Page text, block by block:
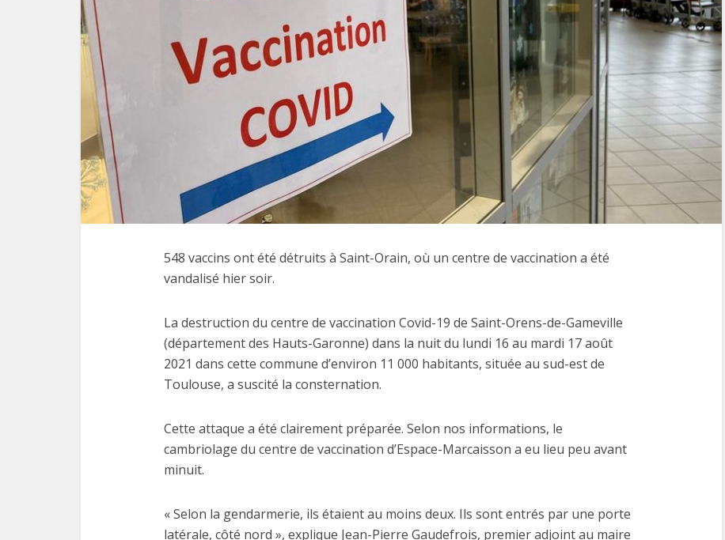
548 vaccins ont été détruits à Saint-Orain, où un centre de vaccination a été
vandalisé hier soir.
La destruction du centre de vaccination Covid-19 de Saint-Orens-de-Gameville
(département des Hauts-Garonne) dans la nuit du lundi 16 au mardi 17 août
2021 dans cette commune d’environ 11 000 habitants, située au sud-est de
Toulouse, a suscité la consternation.
Cette attaque a été clairement préparée. Selon nos informations, le
cambriolage du centre de vaccination d’Espace-Marcaisson a eu lieu peu avant
minuit.
« Selon la gendarmerie, ils étaient au moins deux. Ils sont entrés par une porte
latérale, côté nord », explique Jean-Pierre Gaudefrois, premier adjoint au maire